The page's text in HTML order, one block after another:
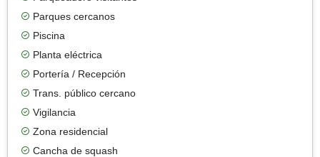
Parques cercanos
Piscina
Planta eléctrica
Portería / Recepción
Trans. público cercano
Vigilancia
Zona residencial
Cancha de squash